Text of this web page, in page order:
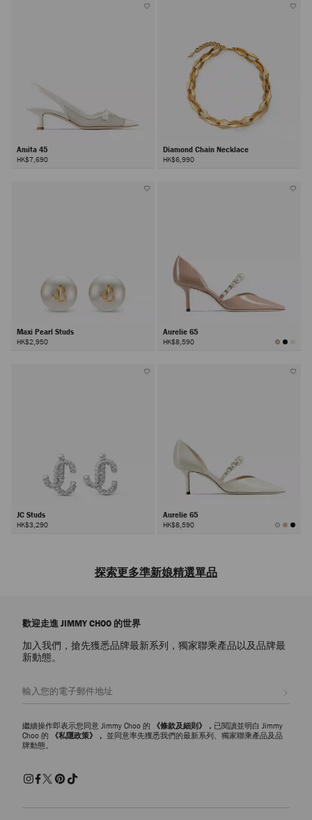
Amita 45
HK$7,690
Diamond Chain Necklace
HK$6,990
Maxi Pearl Studs
HK$2,950
Aurelie 65
HK$8,590
JC Studs
HK$3,290
Aurelie 65
HK$8,590
探索更多準新娘精選單品
新娘婚前派對到婚前晚宴，讓您在每個場合都能散發時尚摩登魅力。白色
運動鞋、帽子和托特包爲您裝扮的各個方面都注入夢幻迷人的新娘魅力。
和晚宴上，可選擇柔和粉彩和經典中性色調的現代凉鞋和高跟鞋搭配您的
白天的摩登新娘造型。
特包、手提包和迷你包。優雅迷人的手提包是晚宴套裝的經典之選，而實
用易搭的斜挎包和托特包則是新娘派對度假和假期休閑的時尚個性之選。
歡迎走進 JIMMY CHOO 的世界
加入我們，搶先獲悉品牌最新系列，獨家聯乘產品以及品牌最
新動態。
繼續操作即表示您同意 Jimmy Choo 的 《條款及細則》， 已閱讀並明白 Jimmy
Choo 的
《私隱政策》， 並同意率先獲悉我們的最新系列、獨家聯乘產品及品
牌動態。